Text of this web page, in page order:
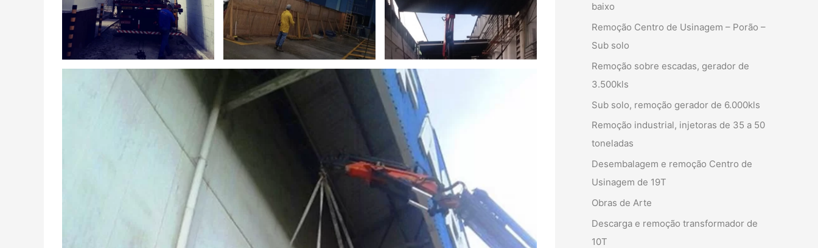
baixo
Remoção Centro de Usinagem – Porão –
Sub solo
Remoção sobre escadas, gerador de
3.500kls
Sub solo, remoção gerador de 6.000kls
Remoção industrial, injetoras de 35 a 50
toneladas
Desembalagem e remoção Centro de
Usinagem de 19T
Obras de Arte
Descarga e remoção transformador de
10T